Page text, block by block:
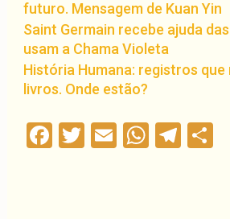
futuro. Mensagem de Kuan Yin
Saint Germain recebe ajuda
usam a Chama Violeta
História Humana: registros
livros. Onde estão?
Facebook
Twitter
Email